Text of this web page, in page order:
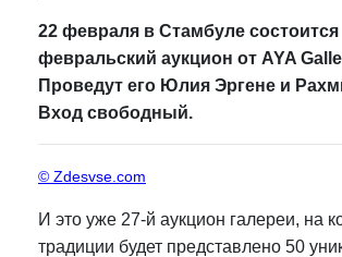
22 февраля в Стамбуле состоится
февральский аукцион от AYA
Проведут его Юлия Эргене и
Вход свободный.
© Zdesvse.com
И это уже 27-й аукцион галереи, на
традиции будет представлено 50